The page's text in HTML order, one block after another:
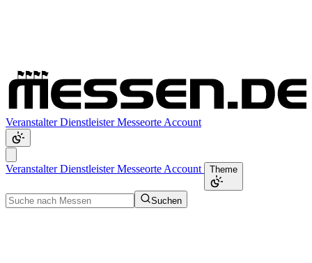
VeranstalterDienstleisterMesseorte Account
VeranstalterDienstleisterMesseorte Account Theme
Suchen